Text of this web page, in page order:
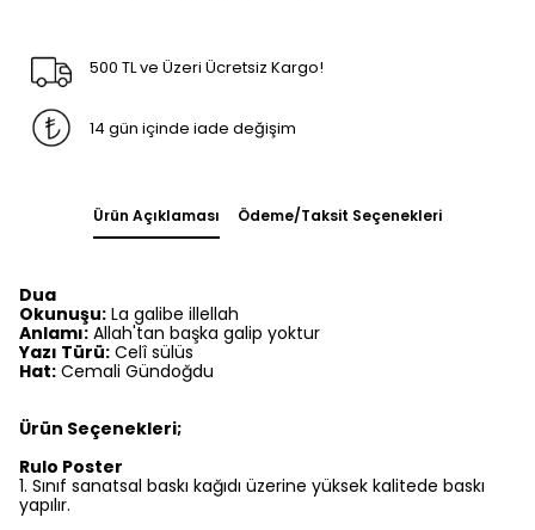
500 TL ve Üzeri Ücretsiz Kargo!
14 gün içinde iade değişim
Ürün Açıklaması Ödeme/Taksit Seçenekleri
Dua
Okunuşu: La galibe illellah
Anlamı: Allah'tan başka galip yoktur
Yazı Türü: Celî sülüs
Hat: Cemali Gündoğdu
Ürün Seçenekleri;
Rulo Poster
1.⁠ ⁠Sınıf sanatsal baskı kağıdı üzerine yüksek kalitede baskı
yapılır.